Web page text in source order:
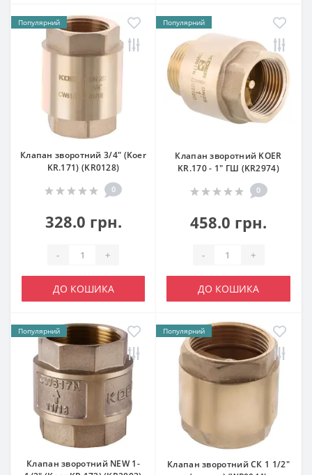
Популярний
Клапан зворотний 3/4" (Koer
KR.171) (KR0128)
0
328.0 грн.
- +
ДО КОШИКА
Популярний
Клапан зворотний KOER
KR.170 - 1" ГШ (KR2974)
0
458.0 грн.
- +
ДО КОШИКА
Популярний
Клапан зворотний NEW 1-
Популярний
Клапан зворотний СК 1 1/2"